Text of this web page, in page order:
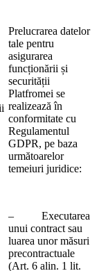
Prelucrarea datelor
tale pentru
asigurarea
funcționării și
securității
Platfromei se
realizează în
conformitate cu
Regulamentul
GDPR, pe baza
următoarelor
temeiuri juridice:
– Executarea
unui contract sau
luarea unor măsuri
precontractuale
(Art. 6 alin. 1 lit.